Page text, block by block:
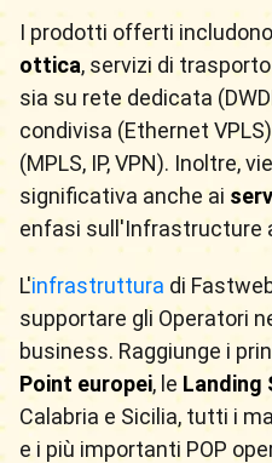
I prodotti offerti
ottica, servizi di
sia su rete dedicata
condivisa (Ethernet
(MPLS, IP, VPN). Inoltre,
significativa anche ai
enfasi sull'Infrastructure
L'infrastruttura di
supportare gli Operatori
business. Raggiunge i
Point europei, le Landing
Calabria e Sicilia, tutti i
e i più importanti POP